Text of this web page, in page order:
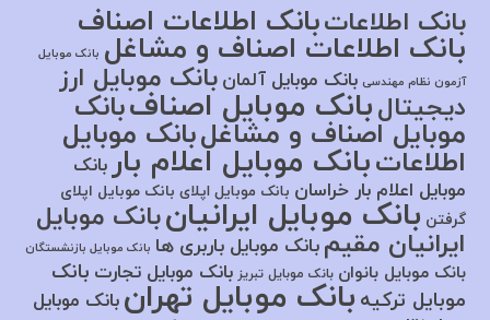
بانک اطلاعاتبانک اطلاعات اصناف
بانک اطلاعات اصناف و مشاغل بانک موبایل
آزمون نظام مهندسی بانک موبایل آلمان بانک موبایل ارز
دیجیتالبانک موبایل اصنافبانک
موبایل اصناف و مشاغلبانک موبایل
اطلاعاتبانک موبایل اعلام باربانک
موبایل اعلام بار خراسان بانک موبایل اپلای بانک موبایل اپلای
گرفتن بانک موبایل ایرانیانبانک موبایل
ایرانیان مقیم بانک موبایل باربری ها بانک موبایل بازنشستگان
بانک موبایل بانوان بانک موبایل تبریز بانک موبایل تجارت بانک
موبایل ترکیه بانک موبایل تهران بانک موبایل